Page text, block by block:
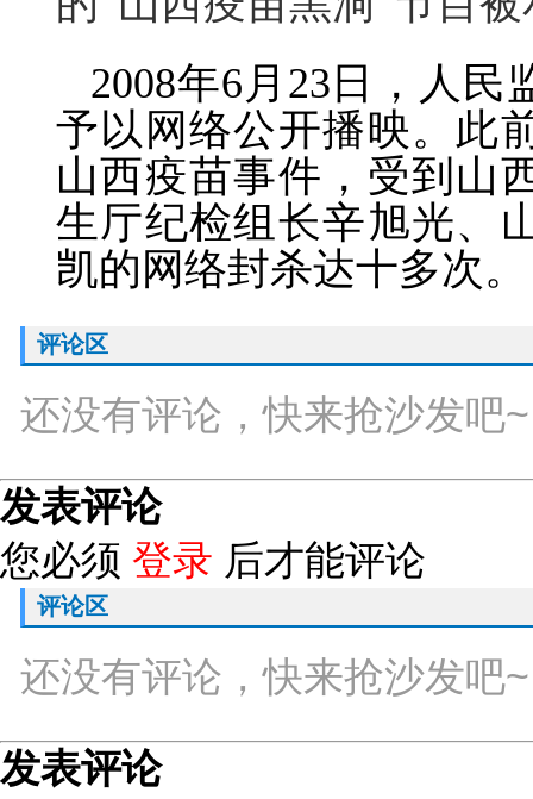
2008年6月23日，人
予以网络公开播映。此
山西疫苗事件，受到山
生厅纪检组长辛旭光、
凯的网络封杀达十多次。
评论区
还没有评论，快来抢沙发吧~
发表评论
您必须 登录 后才能评论
评论区
还没有评论，快来抢沙发吧~
发表评论